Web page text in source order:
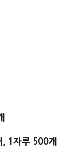
1자루 500개